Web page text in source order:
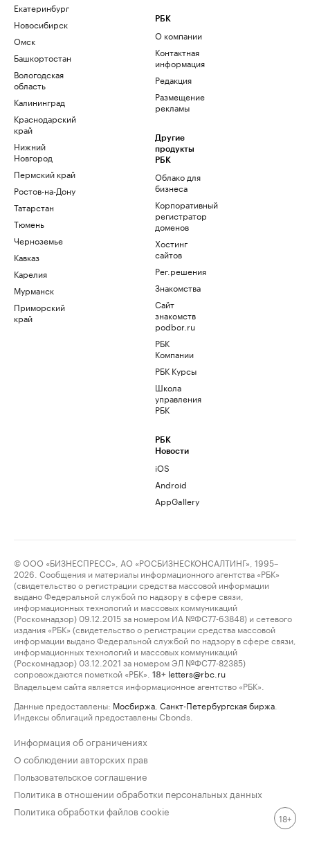
Екатеринбург
Новосибирск
Омск
Башкортостан
Вологодская
область
Калининград
Краснодарский
край
Нижний
Новгород
Пермский край
Ростов-на-Дону
Татарстан
Тюмень
Черноземье
Кавказ
Карелия
Мурманск
Приморский
край
РБК
О компании
Контактная
информация
Редакция
Размещение
рекламы
Другие
продукты
РБК
Облако для
бизнеса
Корпоративный
регистратор
доменов
Хостинг
сайтов
Рег.решения
Знакомства
Сайт
знакомств
podbor.ru
РБК
Компании
РБК Курсы
Школа
управления
РБК
РБК
Новости
iOS
Android
AppGallery
© ООО «БИЗНЕСПРЕСС», АО «РОСБИЗНЕСКОНСАЛТИНГ», 1995–
2026. Сообщения и материалы информационного агентства «РБК»
(свидетельство о регистрации средства массовой информации
выдано Федеральной службой по надзору в сфере связи,
информационных технологий и массовых коммуникаций
(Роскомнадзор) 09.12.2015 за номером ИА №ФС77-63848) и сетевого
издания «РБК» (свидетельство о регистрации средства массовой
информации выдано Федеральной службой по надзору в сфере связи,
информационных технологий и массовых коммуникаций
(Роскомнадзор) 03.12.2021 за номером ЭЛ №ФС77-82385)
сопровождаются пометкой «РБК».
18+ letters@rbc.ru
Владельцем сайта является информационное агентство «РБК».
Данные предоставлены: Мосбиржа Санкт-Петербургская биржа
Индексы облигаций предоставлены Cbonds.
Информация об ограничениях
О соблюдении авторских прав
Пользовательское соглашение
Политика в отношении обработки персональных данных
Политика обработки файлов cookie
18+